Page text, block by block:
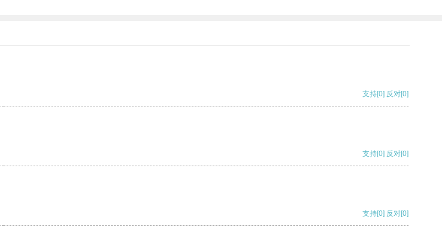
支持[0] 反对[0]
支持[0] 反对[0]
支持[0] 反对[0]